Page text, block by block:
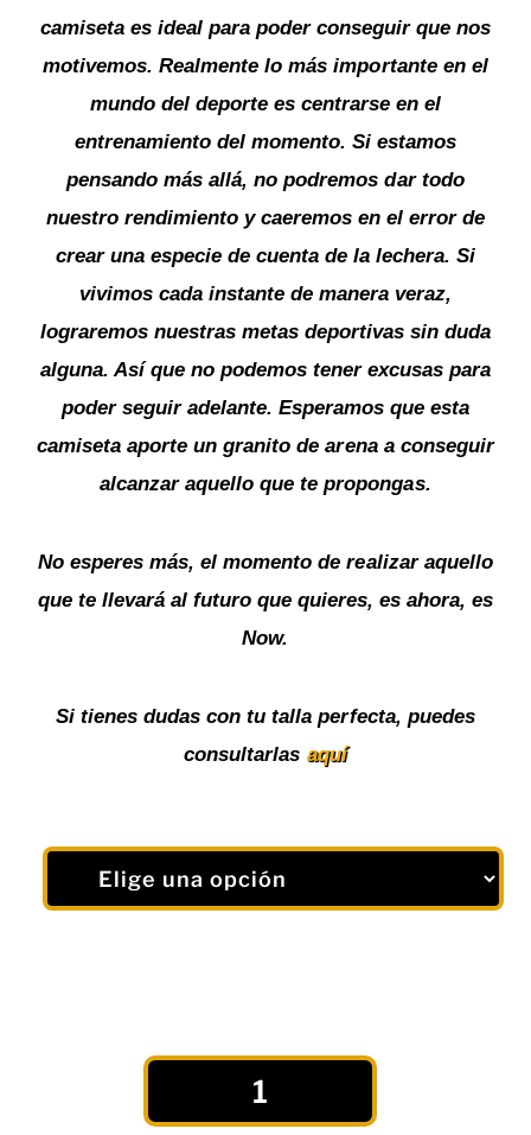
camiseta es ideal para poder conseguir que nos
motivemos. Realmente lo más importante en el
mundo del deporte es centrarse en el
entrenamiento del momento. Si estamos
pensando más allá, no podremos dar todo
nuestro rendimiento y caeremos en el error de
crear una especie de cuenta de la lechera. Si
vivimos cada instante de manera veraz,
lograremos nuestras metas deportivas sin duda
alguna. Así que no podemos tener excusas para
poder seguir adelante. Esperamos que esta
camiseta aporte un granito de arena a conseguir
alcanzar aquello que te propongas.
No esperes más, el momento de realizar aquello
que te llevará al futuro que quieres, es ahora, es
Now.
Si tienes dudas con tu talla perfecta, puedes
consultarlas aquí